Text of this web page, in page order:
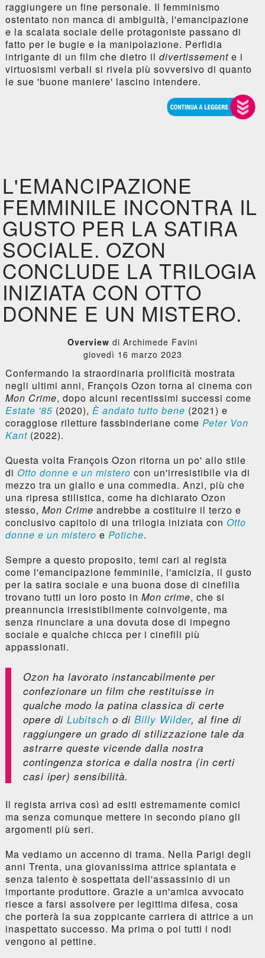
raggiungere un fine personale. Il femminismo
ostentato non manca di ambiguità, l'emancipazione
e la scalata sociale delle protagoniste passano di
fatto per le bugie e la manipolazione. Perfidia
intrigante di un film che dietro il divertissemente i
virtuosismi verbali si rivela più sovversivo di quanto
le sue 'buone maniere' lascino intendere.
L'EMANCIPAZIONE
FEMMINILE INCONTRA IL
GUSTO PER LA SATIRA
SOCIALE. OZON
CONCLUDE LA TRILOGIA
INIZIATA CON OTTO
DONNE E UN MISTERO.
Overview di Archimede Favini
giovedì 16 marzo 2023
Confermando la straordinaria prolificità mostrata
negli ultimi anni, François Ozon torna al cinema con
Mon Crime, dopo alcuni recentissimi successi come
Estate '85(2020), È andato tutto bene (2021) e
coraggiose riletture fassbinderiane come Peter Von
Kant(2022).
Questa volta François Ozon ritorna un po' allo stile
di Otto donne e un mistero con un'irresistibile via di
mezzo tra un giallo e una commedia. Anzi, più che
una ripresa stilistica, come ha dichiarato Ozon
stesso, Mon Crime andrebbe a costituire il terzo e
conclusivo capitolo di una trilogia iniziata con Otto
donne e un mistero e Potiche.
Sempre a questo proposito, temi cari al regista
come l'emancipazione femminile, l'amicizia, il gusto
per la satira sociale e una buona dose di cinefilia
trovano tutti un loro posto in Mon crime, che si
preannuncia irresistibilmente coinvolgente, ma
senza rinunciare a una dovuta dose di impegno
sociale e qualche chicca per i cinefili più
appassionati.
Ozon ha lavorato instancabilmente per
confezionare un film che restituisse in
qualche modo la patina classica di certe
opere di Lubitsch o di Billy Wilder, al fine di
raggiungere un grado di stilizzazione tale da
astrarre queste vicende dalla nostra
contingenza storica e dalla nostra (in certi
casi iper) sensibilità.
Il regista arriva così ad esiti estremamente comici
ma senza comunque mettere in secondo piano gli
argomenti più seri.
Ma vediamo un accenno di trama. Nella Parigi degli
anni Trenta, una giovanissima attrice spiantata e
senza talento è sospettata dell'assassinio di un
importante produttore. Grazie a un'amica avvocato
riesce a farsi assolvere per legittima difesa, cosa
che porterà la sua zoppicante carriera di attrice a un
inaspettato successo. Ma prima o poi tutti i nodi
vengono al pettine.